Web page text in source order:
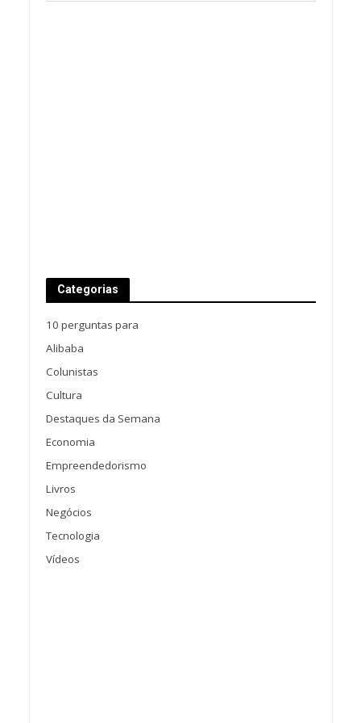
Categorias
10 perguntas para
Alibaba
Colunistas
Cultura
Destaques da Semana
Economia
Empreendedorismo
Livros
Negócios
Tecnologia
Vídeos